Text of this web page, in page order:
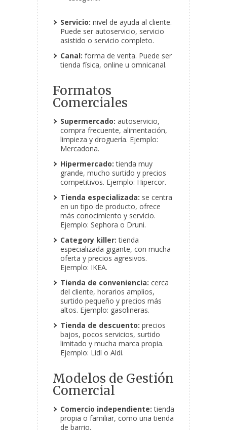
Servicio: nivel de ayuda al cliente.
Puede ser autoservicio, servicio
asistido o servicio completo.
Canal: forma de venta. Puede ser
tienda física, online u omnicanal.
Formatos
Comerciales
Supermercado: autoservicio,
compra frecuente, alimentación,
limpieza y droguería. Ejemplo:
Mercadona.
Hipermercado: tienda muy
grande, mucho surtido y precios
competitivos. Ejemplo: Hipercor.
Tienda especializada: se centra
en un tipo de producto, ofrece
más conocimiento y servicio.
Ejemplo: Sephora o Druni.
Category killer: tienda
especializada gigante, con mucha
oferta y precios agresivos.
Ejemplo: IKEA.
Tienda de conveniencia: cerca
del cliente, horarios amplios,
surtido pequeño y precios más
altos. Ejemplo: gasolineras.
Tienda de descuento: precios
bajos, pocos servicios, surtido
limitado y mucha marca propia.
Ejemplo: Lidl o Aldi.
Modelos de Gestión
Comercial
Comercio independiente: tienda
propia o familiar, como una tienda
de barrio.